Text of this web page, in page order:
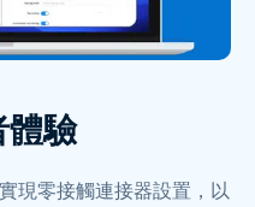
驗
現零接觸連接器設置，以